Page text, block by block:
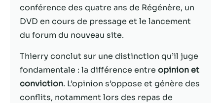
conférence des quatre ans de Régénère, un
DVD en cours de pressage et le lancement
du forum du nouveau site.
Thierry conclut sur une distinction qu’il juge
fondamentale : la différence entre opinion et
conviction. L’opinion s’oppose et génère des
conflits, notamment lors des repas de
Afin que notre
site Web
fonctionne
de votre visite.
Si vous refusez
ces cookies,
certaines
fonctionnalités